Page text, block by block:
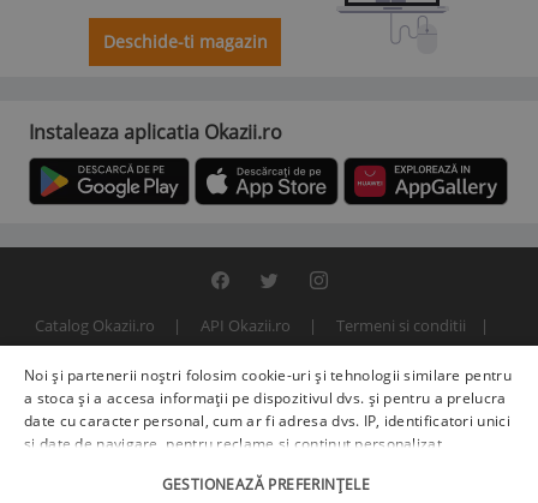
Deschide-ti magazin
Instaleaza aplicatia Okazii.ro
Catalog Okazii.ro API Okazii.ro
Termeni si conditii
© 2000 - 2026 S.C. BITFACTOR S.R.L.
Noi și partenerii noștri folosim cookie-uri și tehnologii similare pentru
a stoca și a accesa informații pe dispozitivul dvs. și pentru a prelucra
date cu caracter personal, cum ar fi adresa dvs. IP, identificatori unici
și date de navigare, pentru reclame și conținut personalizat,
îmbunătățirea serviciilor.Furnizori terți (225)pot, de asemenea,
GESTIONEAZĂ PREFERINȚELE